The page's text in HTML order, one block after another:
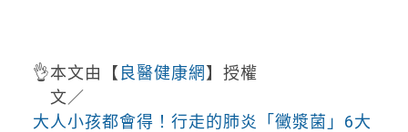
👌本文由【 良醫健康網】授權
文／
大人小孩都會得！行走的肺炎「黴漿菌」6大